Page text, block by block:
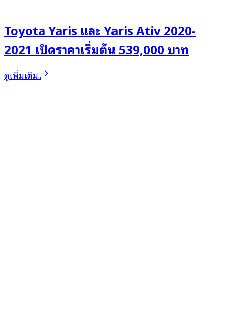
Toyota Yaris และ Yaris Ativ 2020-
2021 เปิดราคาเริ่มต้น 539,000 บาท
ดูเพิ่มเติม..